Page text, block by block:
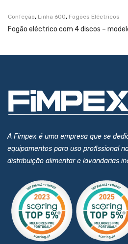
Confeção, Linha 600, Fogões Eléctricos
Fogão eléctrico com 4 discos –
A Fimpex é uma empresa que se
equipamentos para uso profissional
distribuição alimentar e lavandarias